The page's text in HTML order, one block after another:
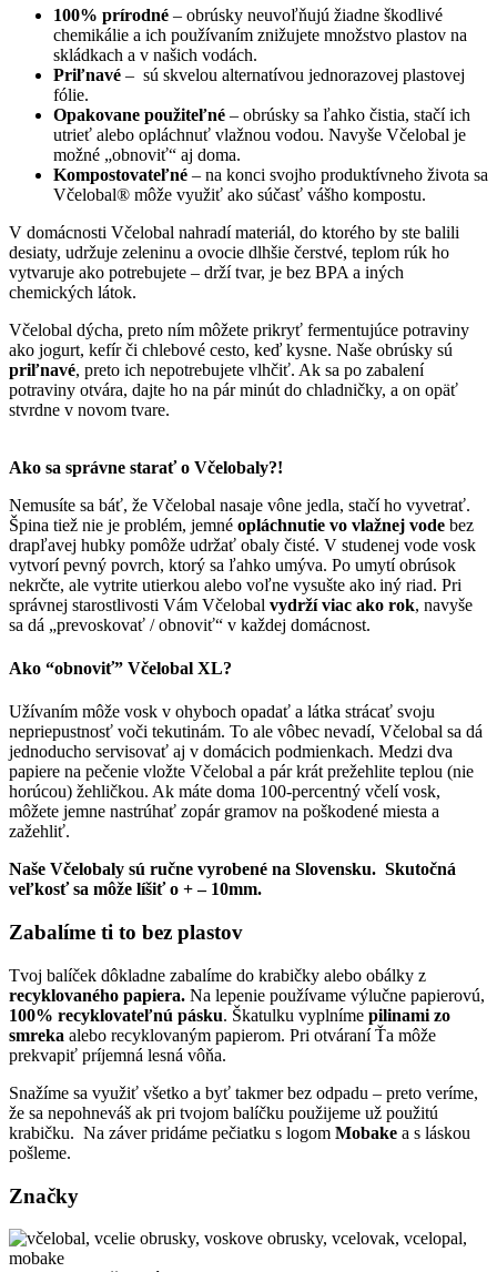
100% prírodné – obrúsky neuvoľňujú žiadne škodlivé
chemikálie a ich používaním znižujete množstvo plastov na
skládkach a v našich vodách.
Priľnavé – sú skvelou alternatívou jednorazovej plastovej
fólie.
Opakovane použiteľné – obrúsky sa ľahko čistia, stačí ich
utrieť alebo opláchnuť vlažnou vodou. Navyše Včelobal je
možné „obnoviť“ aj doma.
Kompostovateľné – na konci svojho produktívneho života sa
Včelobal® môže využiť ako súčasť vášho kompostu.
V domácnosti Včelobal nahradí materiál, do ktorého by ste balili
desiaty, udržuje zeleninu a ovocie dlhšie čerstvé, teplom rúk ho
vytvaruje ako potrebujete – drží tvar, je bez BPA a iných
chemických látok.
Včelobal dýcha, preto ním môžete prikryť fermentujúce potraviny
ako jogurt, kefír či chlebové cesto, keď kysne. Naše obrúsky sú
priľnavé, preto ich nepotrebujete vlhčiť. Ak sa po zabalení
potraviny otvára, dajte ho na pár minút do chladničky, a on opäť
stvrdne v novom tvare.
Ako sa správne starať o Včelobaly?!
Nemusíte sa báť, že Včelobal nasaje vône jedla, stačí ho vyvetrať.
Špina tiež nie je problém, jemné opláchnutie vo vlažnej vode bez
drapľavej hubky pomôže udržať obaly čisté. V studenej vode vosk
vytvorí pevný povrch, ktorý sa ľahko umýva. Po umytí obrúsok
nekrčte, ale vytrite utierkou alebo voľne vysušte ako iný riad. Pri
správnej starostlivosti Vám Včelobal vydrží viac ako rok, navyše
sa dá „prevoskovať / obnoviť“ v každej domácnost.
Ako “obnoviť” Včelobal XL?
Užívaním môže vosk v ohyboch opadať a látka strácať svoju
nepriepustnosť voči tekutinám. To ale vôbec nevadí, Včelobal sa dá
jednoducho servisovať aj v domácich podmienkach. Medzi dva
papiere na pečenie vložte Včelobal a pár krát prežehlite teplou (nie
horúcou) žehličkou. Ak máte doma 100-percentný včelí vosk,
môžete jemne nastrúhať zopár gramov na poškodené miesta a
zažehliť.
Naše Včelobaly sú ručne vyrobené na Slovensku. Skutočná
veľkosť sa môže líšiť o + – 10mm.
Zabalíme ti to bez plastov
Tvoj balíček dôkladne zabalíme do krabičky alebo obálky z
recyklovaného papiera. Na lepenie používame výlučne papierovú,
100% recyklovateľnú pásku. Škatulku vyplníme pilinami zo
smreka alebo recyklovaným papierom. Pri otváraní Ťa môže
prekvapiť príjemná lesná vôňa.
Snažíme sa využiť všetko a byť takmer bez odpadu – preto veríme,
že sa nepohneváš ak pri tvojom balíčku použijeme už použitú
krabičku. Na záver pridáme pečiatku s logom Mobake a s láskou
pošleme.
Značky